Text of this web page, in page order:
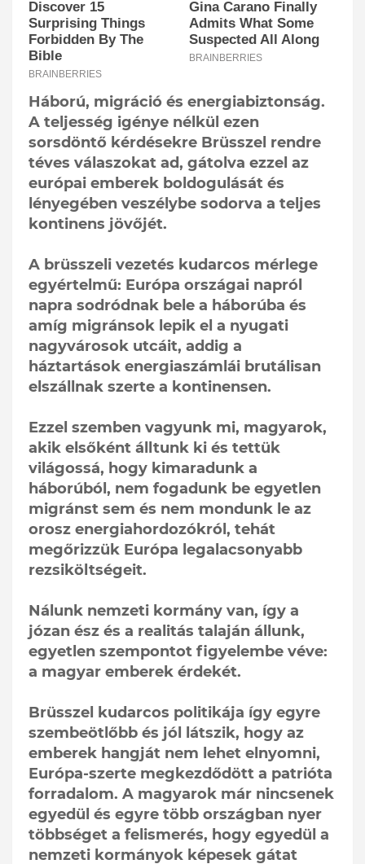
Háború, migráció és energiabiztonság.
A teljesség igénye nélkül ezen
sorsdöntő kérdésekre Brüsszel rendre
téves válaszokat ad, gátolva ezzel az
európai emberek boldogulását és
lényegében veszélybe sodorva a teljes
kontinens jövőjét.
A brüsszeli vezetés kudarcos mérlege
egyértelmű: Európa országai napról
napra sodródnak bele a háborúba és
amíg migránsok lepik el a nyugati
nagyvárosok utcáit, addig a
háztartások energiaszámlái brutálisan
elszállnak szerte a kontinensen.
Ezzel szemben vagyunk mi, magyarok,
akik elsőként álltunk ki és tettük
világossá, hogy kimaradunk a
háborúból, nem fogadunk be egyetlen
migránst sem és nem mondunk le az
orosz energiahordozókról, tehát
megőrizzük Európa legalacsonyabb
rezsiköltségeit.
Nálunk nemzeti kormány van, így a
józan ész és a realitás talaján állunk,
egyetlen szempontot figyelembe véve:
a magyar emberek érdekét.
Brüsszel kudarcos politikája így egyre
szembeötlőbb és jól látszik, hogy az
emberek hangját nem lehet elnyomni,
Európa-szerte megkezdődött a patrióta
forradalom. A magyarok már nincsenek
egyedül és egyre több országban nyer
többséget a felismerés, hogy egyedül a
nemzeti kormányok képesek gátat